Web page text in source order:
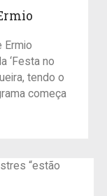
Ermio
‘Festa no
tendo o
começa